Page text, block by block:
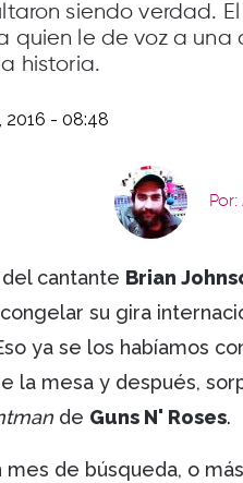
siendo verdad.
quien le de voz a
historia.
2016 - 08:48
cantante Brian
su gira
ya se los habíamos
la mesa y después,
de Guns N' Roses.
mes de búsqueda, o